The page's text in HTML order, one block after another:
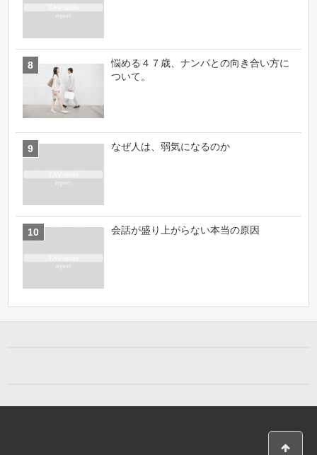
悩める４７歳、ナンパとの向き合い方に
ついて。
なぜ人は、弱気になるのか
会話が盛り上がらない本当の原因